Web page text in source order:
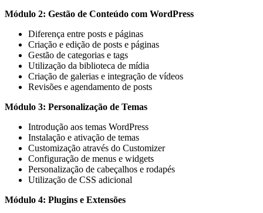
Módulo 2: Gestão de Conteúdo com WordPress
Diferença entre posts e páginas
Criação e edição de posts e páginas
Gestão de categorias e tags
Utilização da biblioteca de mídia
Criação de galerias e integração de vídeos
Revisões e agendamento de posts
Módulo 3: Personalização de Temas
Introdução aos temas WordPress
Instalação e ativação de temas
Customização através do Customizer
Configuração de menus e widgets
Personalização de cabeçalhos e rodapés
Utilização de CSS adicional
Módulo 4: Plugins e Extensões